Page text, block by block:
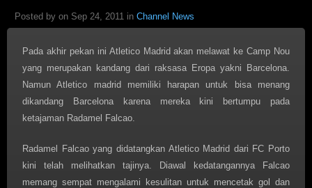
Posted by on Sep 24, 2011 in Channel News
Pada akhir pekan ini Atletico Madrid akan melawat ke Camp Nou
yang merupakan kandang dari raksasa Eropa yakni Barcelona.
Namun Atletico madrid memiliki harapan untuk bisa menang
dikandang Barcelona karena mereka kini bertumpu pada
ketajaman Radamel Falcao.
Radamel Falcao yang didatangkan Atletico Madrid dari FC Porto
kini telah melihatkan tajinya. Diawal kedatangannya Falcao
memang sempat mengalami kesulitan untuk mencetak gol dan